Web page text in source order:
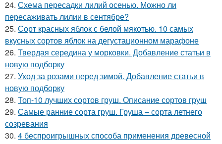
24. Схема пересадки лилий осенью. Можно ли
пересаживать лилии в сентябре?
25. Сорт красных яблок с белой мякотью. 10 самых
вкусных сортов яблок на дегустационном марафоне
26. Твердая середина у морковки. Добавление статьи в
новую подборку
27. Уход за розами перед зимой. Добавление статьи в
новую подборку
28. Топ-10 лучших сортов груш. Описание сортов груш
29. Самые ранние сорта груш. Груша – сорта летнего
созревания
30. 4 беспроигрышных способа применения древесной